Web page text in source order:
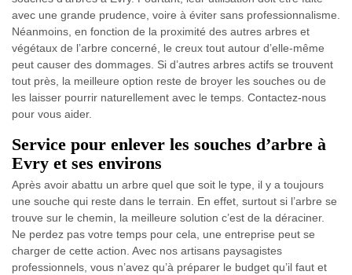
avec une grande prudence, voire à éviter sans professionnalisme.
Néanmoins, en fonction de la proximité des autres arbres et
végétaux de l’arbre concerné, le creux tout autour d’elle-même
peut causer des dommages. Si d’autres arbres actifs se trouvent
tout près, la meilleure option reste de broyer les souches ou de
les laisser pourrir naturellement avec le temps. Contactez-nous
pour vous aider.
Service pour enlever les souches d’arbre à
Evry et ses environs
Après avoir abattu un arbre quel que soit le type, il y a toujours
une souche qui reste dans le terrain. En effet, surtout si l’arbre se
trouve sur le chemin, la meilleure solution c’est de la déraciner.
Ne perdez pas votre temps pour cela, une entreprise peut se
charger de cette action. Avec nos artisans paysagistes
professionnels, vous n’avez qu’à préparer le budget qu’il faut et